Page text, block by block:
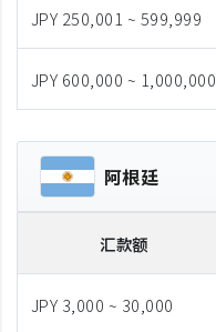
JPY 250,001 ~ 599,999
JPY 600,000 ~ 1,000,000
阿根廷
汇款额
JPY 3,000 ~ 30,000